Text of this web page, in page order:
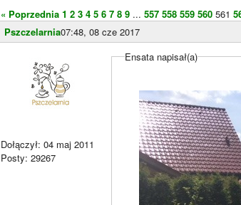
« Poprzednia 1 2 3 4 5 6 7 8 9 ... 557 558 559 560 561
Pszczelarnia07:48, 08 cze 2017
Dołączył: 04 maj 2011
Posty: 29267
Ensata napisał(a)